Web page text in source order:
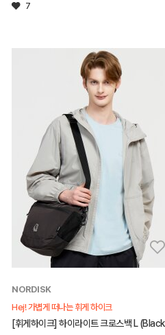
7
NORDISK
Hej! 가볍게 떠나는 휘게 하이크
[휘게하이크] 하이라이트 크로스백 L